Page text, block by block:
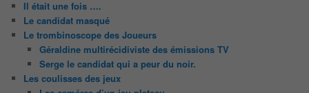
Il était une fois ….
Le candidat masqué
Le trombinoscope des Joueurs
Géraldine multirécidiviste des émissions TV
Serge le candidat qui a peur du noir.
Les coulisses des jeux